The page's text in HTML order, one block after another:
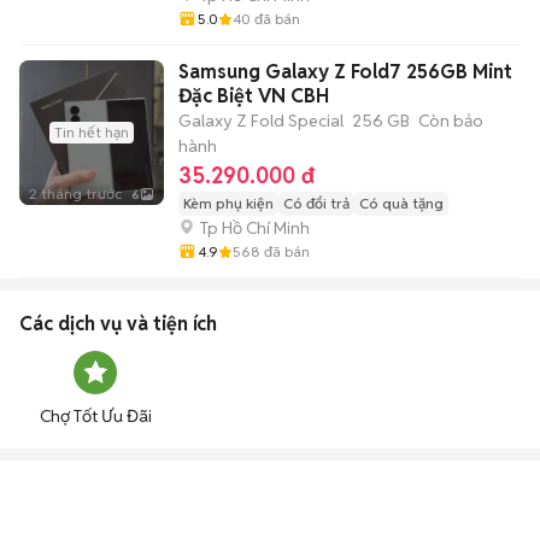
5.0 40 đã bán
Tin hết hạn
2 tháng trước 6
Samsung Galaxy Z Fold7 256GB Mint
Đặc Biệt VN CBH
Galaxy Z Fold Special 256 GB Còn bảo
hành
35.290.000 đ
Kèm phụ kiện Có đổi trả Có quà tặng
Tp Hồ Chí Minh
4.9 568 đã bán
Các dịch vụ và tiện ích
Chợ Tốt Ưu Đãi